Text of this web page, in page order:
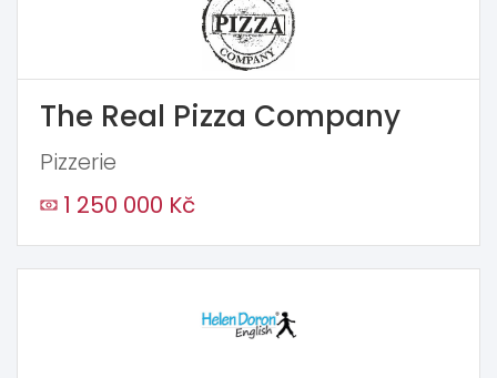
The Real Pizza Company
Pizzerie
1 250 000 Kč